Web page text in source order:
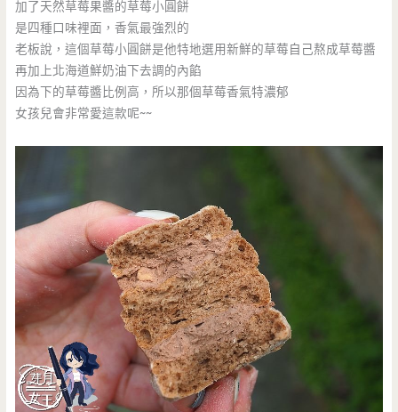
加了天然草莓果醬的草莓小圓餅
是四種口味裡面，香氣最強烈的
老板說，這個草莓小圓餅是他特地選用新鮮的草莓自己熬成草莓醬
再加上北海道鮮奶油下去調的內餡
因為下的草莓醬比例高，所以那個草莓香氣特濃郁
女孩兒會非常愛這款呢~~